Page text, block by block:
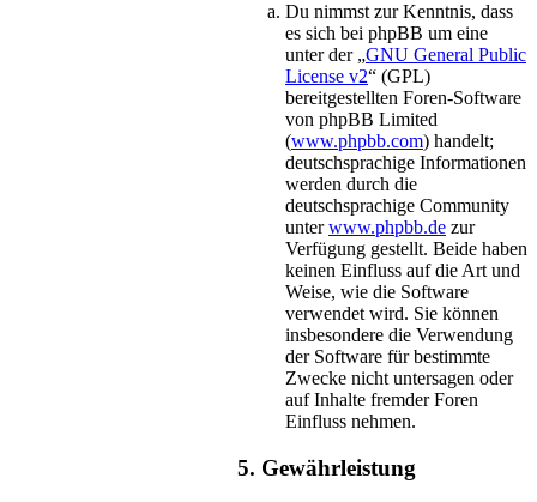
Du nimmst zur Kenntnis, dass
es sich bei phpBB um eine
unter der „GNU General Public
License v2“ (GPL)
bereitgestellten Foren-Software
von phpBB Limited
(www.phpbb.com) handelt;
deutschsprachige Informationen
werden durch die
deutschsprachige Community
unterwww.phpbb.de zur
Verfügung gestellt. Beide haben
keinen Einfluss auf die Art und
Weise, wie die Software
verwendet wird. Sie können
insbesondere die Verwendung
der Software für bestimmte
Zwecke nicht untersagen oder
auf Inhalte fremder Foren
Einfluss nehmen.
5. Gewährleistung